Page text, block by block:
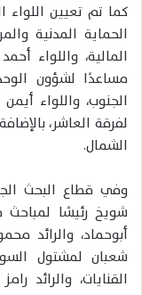
كما تم تعيين
الحماية المدنية
المالية، واللواء
مساعدًا لشؤون
الجنوب، واللواء
لفرقة العاشر،
الشمال.
وفي قطاع البحث
شويخ رئيسًا لمباحث
أبوحماد، والرائد
شعبان لمشتول
القنايات، والرائد